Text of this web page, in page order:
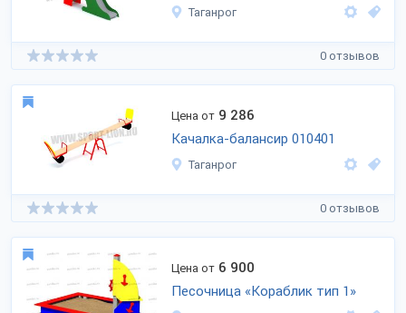
Таганрог
0 отзывов
Цена от 9 286
Качалка-балансир 010401
Таганрог
0 отзывов
Цена от 6 900
Песочница «Кораблик тип 1»